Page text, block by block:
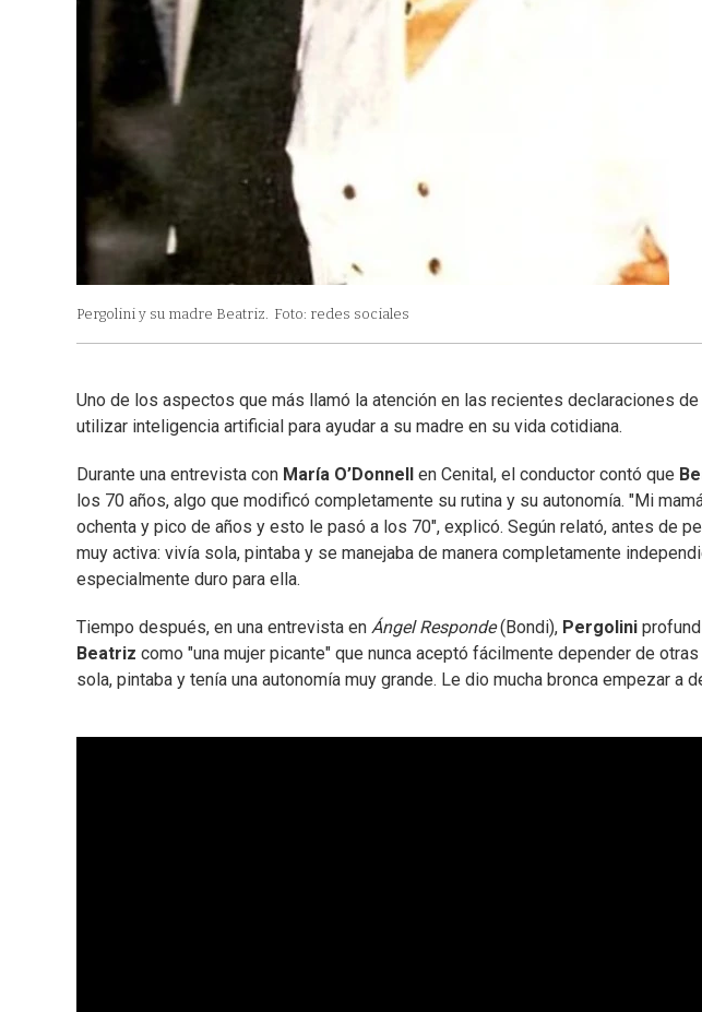
Pergolini y su madre Beatriz. Foto: redes sociales
Uno de los aspectos que más llamó la atención en las recientes declaraciones de
utilizar inteligencia artificial para ayudar a su madre en su vida cotidiana.
Durante una entrevista con María O’Donnell en Cenital, el conductor contó que
los 70 años, algo que modificó completamente su rutina y su autonomía. "Mi
ochenta y pico de años y esto le pasó a los 70", explicó. Según relató, antes de
muy activa: vivía sola, pintaba y se manejaba de manera completamente
especialmente duro para ella.
Tiempo después, en una entrevista en Ángel Responde(Bondi), Pergolini
Beatriz como "una mujer picante" que nunca aceptó fácilmente depender de
sola, pintaba y tenía una autonomía muy grande. Le dio mucha bronca empezar a